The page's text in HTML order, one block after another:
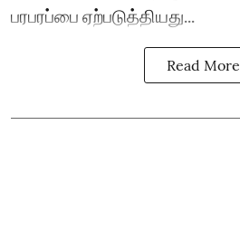
பரபரப்பை ஏற்படுத்தியது...
Read More